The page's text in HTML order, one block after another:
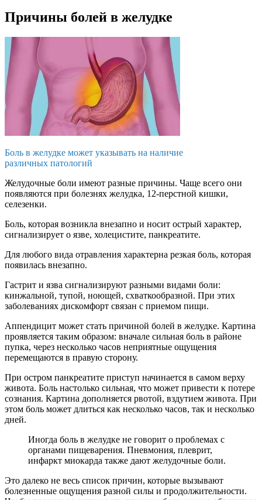
Причины болей в желудке
Боль в желудке может указывать на наличие
различных патологий
Желудочные боли имеют разные причины. Чаще всего они
появляются при болезнях желудка, 12-перстной кишки,
селезенки.
Боль, которая возникла внезапно и носит острый характер,
сигнализирует о язве, холецистите, панкреатите.
Для любого вида отравления характерна резкая боль, которая
появилась внезапно.
Гастрит и язва сигнализируют разными видами боли:
кинжальной, тупой, ноющей, схваткообразной. При этих
заболеваниях дискомфорт связан с приемом пищи.
Аппендицит может стать причиной болей в желудке. Картина
проявляется таким образом: вначале сильная боль в районе
пупка, через несколько часов неприятные ощущения
перемещаются в правую сторону.
При остром панкреатите приступ начинается в самом верху
живота. Боль настолько сильная, что может привести к потере
сознания. Картина дополняется рвотой, вздутием живота. При
этом боль может длиться как несколько часов, так и несколько
дней.
Иногда боль в желудке не говорит о проблемах с
органами пищеварения. Пневмония, плеврит,
инфаркт миокарда также дают желудочные боли.
Это далеко не весь список причин, которые вызывают
болезненные ощущения разной силы и продолжительности.